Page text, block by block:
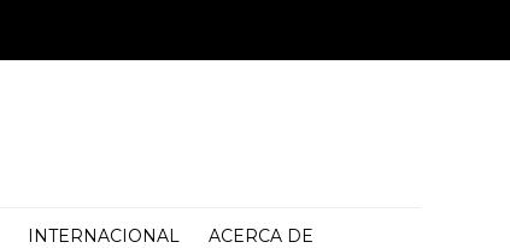
INTERNACIONAL ACERCA DE